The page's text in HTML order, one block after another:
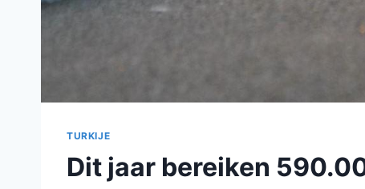
TURKIJE
Dit jaar bereiken